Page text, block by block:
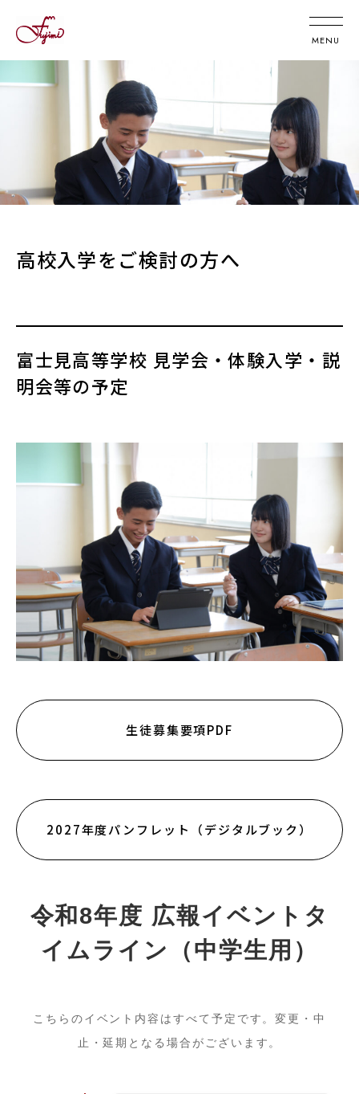
高校入学をご検討の方へ
富士見高等学校 見学会・体験入学・説
明会等の予定
生徒募集要項PDF
2027年度パンフレット（デジタルブック）
令和8年度 広報イベントタ
イムライン（中学生用）
こちらのイベント内容はすべて予定です。変更・中
止・延期となる場合がございます。